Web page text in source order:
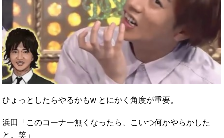
ひょっとしたらやるかもw とにかく角度が重要。
浜田「このコーナー無くなったら、こいつ何かやらかした
と。笑」